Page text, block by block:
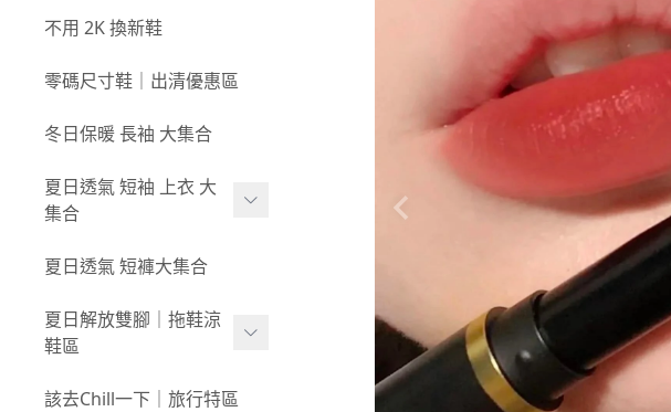
不用 2K 換新鞋
零碼尺寸鞋｜出清優惠區
冬日保暖 長袖 大集合
夏日透氣 短袖 上衣 大
集合
ADIDAS
NIKE
CARHARTT
STAPLE
夏日透氣 短褲大集合
夏日解放雙腳｜拖鞋涼
鞋區
THE NORTH FACE
該去Chill一下｜旅行特區